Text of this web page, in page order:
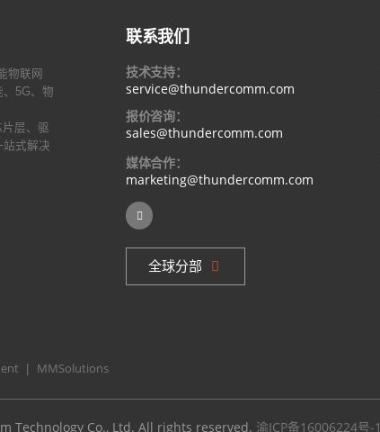
物联网
5G、物
层、驱
站式解决
联系我们
技术支持：
service@thundercomm.com
报价咨询：
sales@thundercomm.com
媒体合作：
marketing@thundercomm.com
全球分部
MMSolutions
Technology Co., Ltd. All rights reserved. 渝ICP备16006224号-1